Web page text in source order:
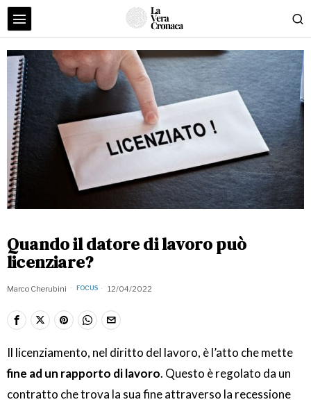
Quando il datore di lavoro può
licenziare?
Marco Cherubini FOCUS 12/04/2022
Il licenziamento, nel diritto del lavoro, è l’atto che mette
fine ad un rapporto di lavoro. Questo è regolato da un
contratto che trova la sua fine attraverso la recessione